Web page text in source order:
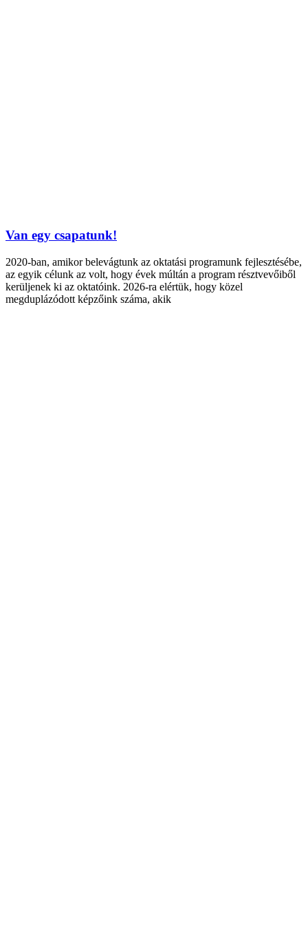
Van egy csapatunk!
2020-ban, amikor belevágtunk az oktatási programunk fejlesztésébe,
az egyik célunk az volt, hogy évek múltán a program résztvevőiből
kerüljenek ki az oktatóink. 2026-ra elértük, hogy közel
megduplázódott képzőink száma, akik